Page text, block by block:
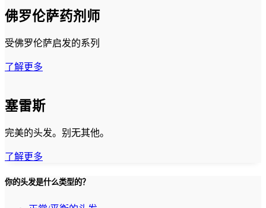
佛罗伦萨药剂师
受佛罗伦萨启发的系列
了解更多
塞雷斯
完美的头发。别无其他。
了解更多
你的头发是什么类型的？